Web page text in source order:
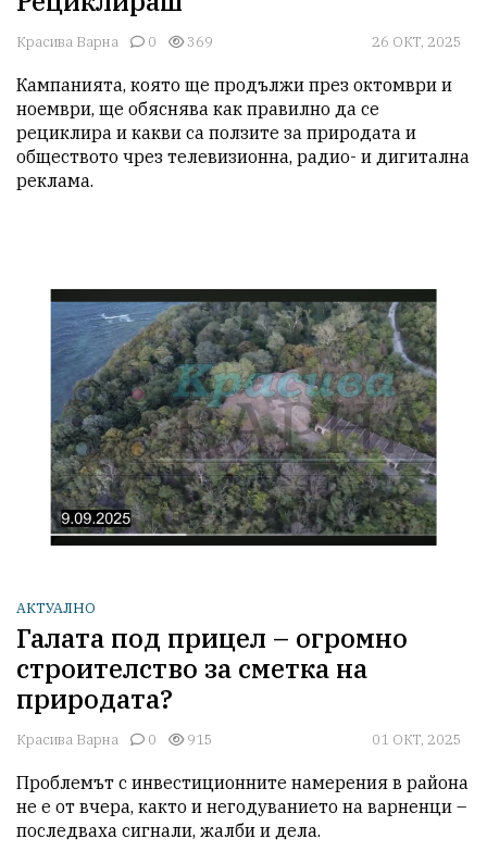
Красива Варна 0 369 26 ОКТ, 2025
Кампанията, която ще продължи през октомври и
ноември, ще обяснява как правилно да се
рециклира и какви са ползите за природата и
обществото чрез телевизионна, радио- и дигитална
АКТУАЛНО
Галата под прицел – огромно
строителство за сметка на
природата?
Красива Варна 0 915 01 ОКТ, 2025
Проблемът с инвестиционните намерения в района
не е от вчера, както и негодуванието на варненци –
последваха сигнали, жалби и дела.